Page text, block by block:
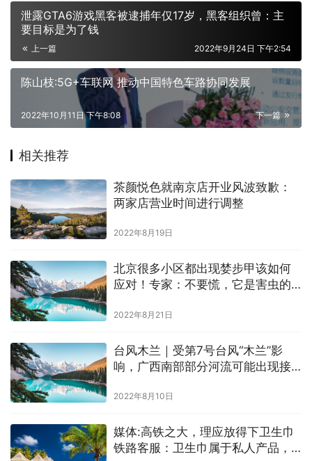
泄露GTA6游戏黑客被逮捕年仅17岁，黑客组织曾：主
要目标是为了钱
上一篇 2022年9月24日 下午2:54
陈山枝:5G+车联网 推动中国特色车路协同发展
下一篇
2022年10月11日 下午8:08
相关推荐
茶颜悦色就南京店开业风波致歉：
两家店营业时间进行调整
2022年8月19日
北京很多小区都出现婪步甲该如何
应对！专家：不要慌，它是害虫的
2022年8月21日
台风木兰｜受第7号台风“木兰”影
响，广西南部部分河流可能出现接
2022年8月10日
媒体:高铁之大，理应放得下卫生巾
铁路客服：卫生巾属于私人产品，